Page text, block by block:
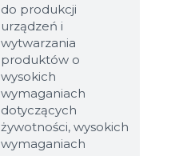
do produkcji
urządzeń i
wytwarzania
produktów o
wysokich
wymaganiach
dotyczących
żywotności, wysokich
wymaganiach